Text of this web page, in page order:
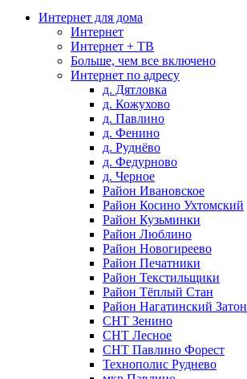
Интернет для дома
Интернет
Интернет + ТВ
Больше, чем все включено
Интернет по адресу
д. Дятловка
д. Кожухово
д. Павлино
д. Фенино
д. Руднёво
д. Федурново
д. Черное
Район Ивановское
Район Косино Ухтомский
Район Кузьминки
Район Люблино
Район Новогиреево
Район Печатники
Район Текстильщики
Район Тёплый Стан
Район Нагатинский Затон
СНТ Зенино
СНТ Лесное
СНТ Павлино Форест
Технополис Руднево